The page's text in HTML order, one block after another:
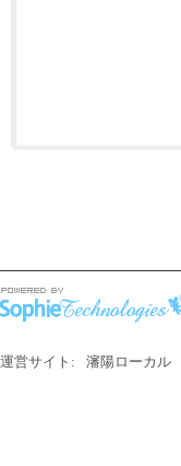
運営サイト: 瀋陽ローカル